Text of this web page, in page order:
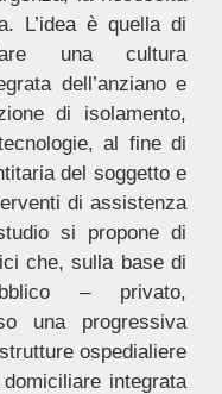
L’idea è quella di
una cultura
dell’anziano e
di isolamento,
al fine di
del soggetto e
di assistenza
si propone di
che, sulla base di
– privato,
una progressiva
ospedialiere
integrata